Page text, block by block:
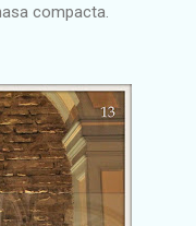
compacta.